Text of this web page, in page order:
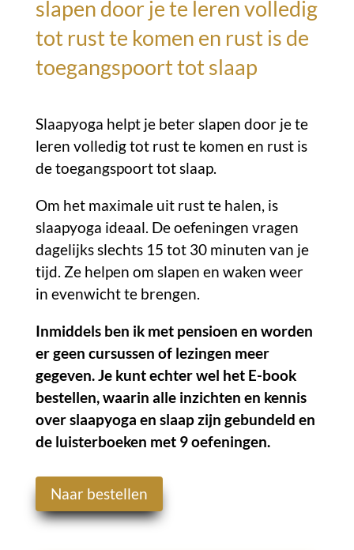
slapen door je te leren volledig
tot rust te komen en rust is de
toegangspoort tot slaap
Slaapyoga helpt je beter slapen door je te
leren volledig tot rust te komen en rust is
de toegangspoort tot slaap.
Om het maximale uit rust te halen, is
slaapyoga ideaal. De oefeningen vragen
dagelijks slechts 15 tot 30 minuten van je
tijd. Ze helpen om slapen en waken weer
in evenwicht te brengen.
Inmiddels ben ik met pensioen en worden
er geen cursussen of lezingen meer
gegeven. Je kunt echter wel het E-book
bestellen, waarin alle inzichten en kennis
over slaapyoga en slaap zijn gebundeld en
de luisterboeken met 9 oefeningen.
Naar bestellen